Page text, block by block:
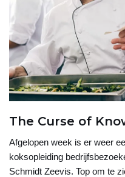
The Curse of
Afgelopen week is er weer
koksopleiding
Schmidt Zeevis. Top om te